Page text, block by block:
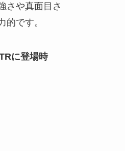
さや真面目さ
的です。
に登場時